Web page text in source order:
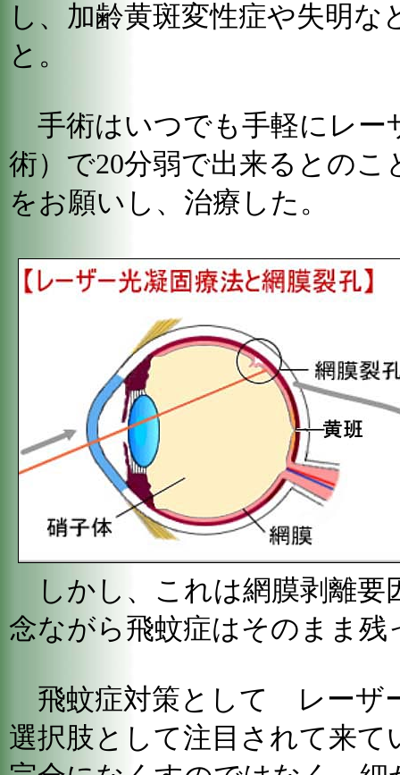
し、加齢黄斑変性症や失明
と。
手術はいつでも手軽にレー
術）で20分弱で出来るとのこ
をお願いし、治療した。
しかし、これは網膜剥離要
念ながら飛蚊症はそのまま残
飛蚊症対策として レーザ
選択肢として注目されて来